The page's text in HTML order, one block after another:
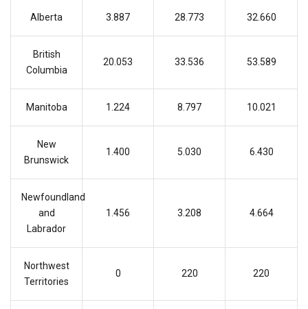
Alberta 3.887 28.773 32.660
British
Columbia
20.053 33.536 53.589
Manitoba 1.224 8.797 10.021
New
Brunswick
1.400 5.030 6.430
Newfoundland
and
Labrador
1.456 3.208 4.664
Northwest
Territories
0 220 220